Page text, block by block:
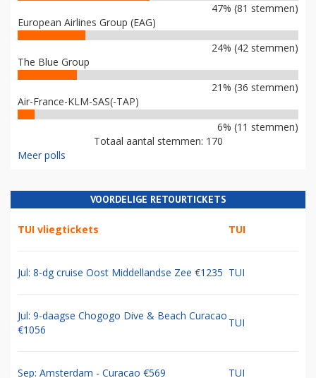
47% (81 stemmen)
European Airlines Group (EAG)
24% (42 stemmen)
The Blue Group
21% (36 stemmen)
Air-France-KLM-SAS(-TAP)
6% (11 stemmen)
Totaal aantal stemmen: 170
Meer polls
VOORDELIGE RETOURTICKETS
TUI vliegtickets TUI
Jul: 8-dg cruise Oost Middellandse Zee €1235 TUI
Jul: 9-daagse Chogogo Dive & Beach Curacao
€1056
TUI
Sep: Amsterdam - Curacao €569 TUI